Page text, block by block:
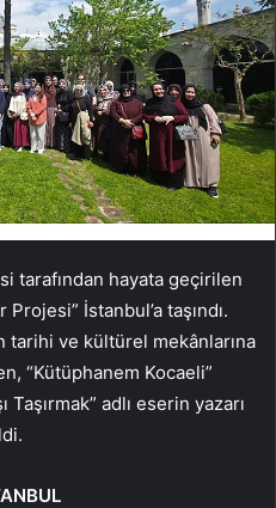
tarafından hayata geçirilen
İstanbul’a taşındı.
tarihi ve kültürel mekânlarına
“Kütüphanem Kocaeli”
adlı eserin yazarı